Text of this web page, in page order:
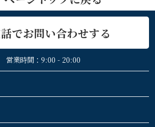
でお問い合わせする
営業時間：9:00 - 20:00